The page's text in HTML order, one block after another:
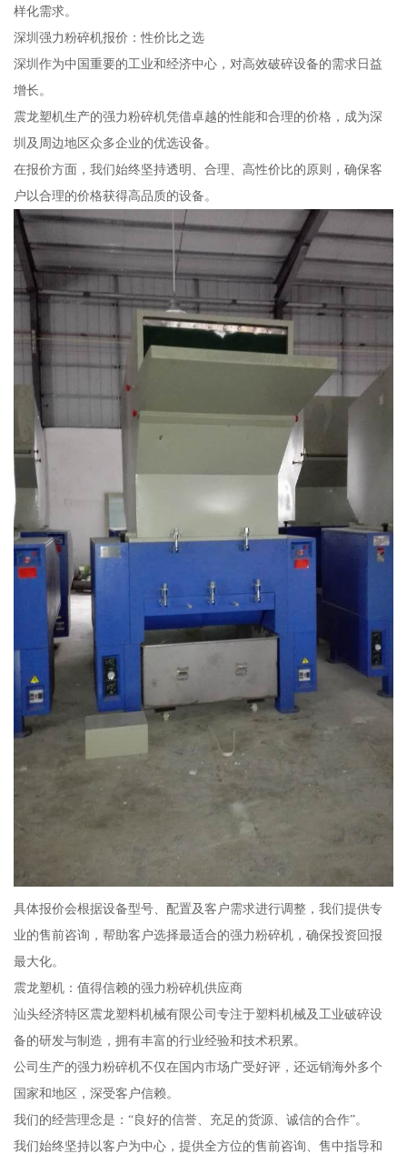
样化需求。
深圳强力粉碎机报价：性价比之选
深圳作为中国重要的工业和经济中心，对高效破碎设备的需求日益
增长。
震龙塑机生产的强力粉碎机凭借卓越的性能和合理的价格，成为深
圳及周边地区众多企业的优选设备。
在报价方面，我们始终坚持透明、合理、高性价比的原则，确保客
户以合理的价格获得高品质的设备。
具体报价会根据设备型号、配置及客户需求进行调整，我们提供专
业的售前咨询，帮助客户选择最适合的强力粉碎机，确保投资回报
最大化。
震龙塑机：值得信赖的强力粉碎机供应商
汕头经济特区震龙塑料机械有限公司专注于塑料机械及工业破碎设
备的研发与制造，拥有丰富的行业经验和技术积累。
公司生产的强力粉碎机不仅在国内市场广受好评，还远销海外多个
国家和地区，深受客户信赖。
我们的经营理念是：“良好的信誉、充足的货源、诚信的合作”。
我们始终坚持以客户为中心，提供全方位的售前咨询、售中指导和